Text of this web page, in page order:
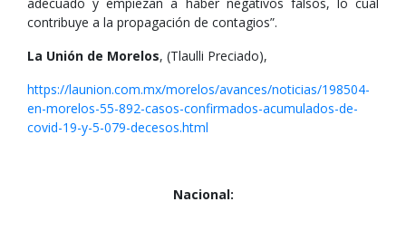
contribuye a la propagación de contagios”.
La Unión de Morelos, (Tlaulli Preciado),
https://launion.com.mx/morelos/avances/noticias/198504-
en-morelos-55-892-casos-confirmados-acumulados-de-
covid-19-y-5-079-decesos.html
Nacional: